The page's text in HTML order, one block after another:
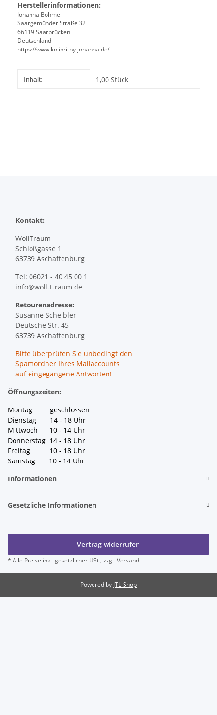
Herstellerinformationen:
Johanna Böhme
Saargemünder Straße 32
66119 Saarbrücken
Deutschland
https://www.kolibri-by-johanna.de/
Produkteigenschaft
Wert
Inhalt: 1,00 Stück
Kontakt:
WollTraum
Schloßgasse 1
63739 Aschaffenburg
Tel: 06021 - 40 45 00 1
info@woll-t-raum.de
Retourenadresse:
Susanne Scheibler
Deutsche Str. 45
63739 Aschaffenburg
Bitte überprüfen Sie unbedingt den
Spamordner Ihres Mailaccounts
auf eingegangene Antworten!
Öffnungszeiten:
Montag geschlossen
Dienstag 14 - 18 Uhr
Mittwoch 10 - 14 Uhr
Donnerstag 14 - 18 Uhr
Freitag 10 - 18 Uhr
Samstag 10 - 14 Uhr
Informationen
Gesetzliche Informationen
Vertrag widerrufen
* Alle Preise inkl. gesetzlicher USt., zzgl.Versand
Powered by JTL-Shop